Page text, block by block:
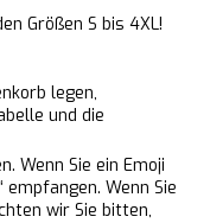
Größen S bis 4XL!
legen,
und die
Wenn Sie ein Emoji
Wenn Sie
wir Sie bitten,